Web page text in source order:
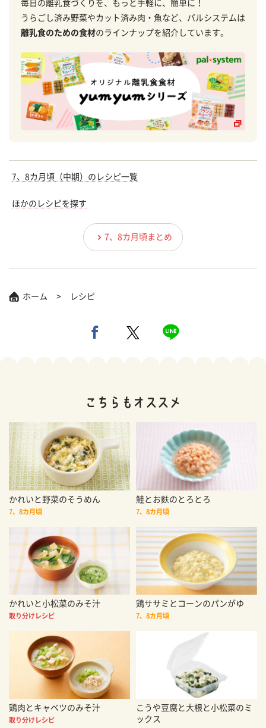
毎日の離乳食づくりを、もっと手軽に、簡単に！
うらごし済み野菜やカット済み肉・魚など、パルシステムは
離乳食のための食材のラインナップを紹介しています。
7、8カ月頃（中期）のレシピ一覧
ほかのレシピを探す
7、8カ月頃まとめ
ホーム レシピ
かれいと野菜のそうめん
7、8カ月頃
鮭とお麩のとろとろ
7、8カ月頃
かれいと小松菜のみそ汁
取り分けレシピ
鶏ササミとコーンのパンがゆ
7、8カ月頃
鶏肉とキャベツのみそ汁
取り分けレシピ
こうや豆腐と大根と小松菜のミ
ックス